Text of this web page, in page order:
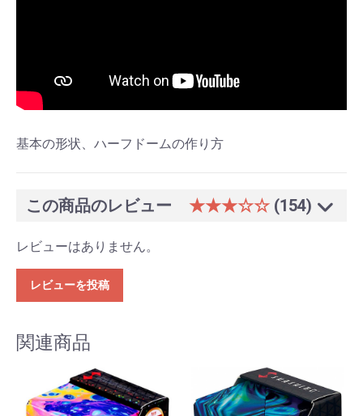
基本の形状、ハーフドームの作り方
この商品のレビュー ★★★☆☆ (154)
レビューはありません。
レビューを投稿
関連商品